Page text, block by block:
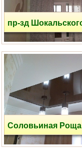
Соловьиная Роща